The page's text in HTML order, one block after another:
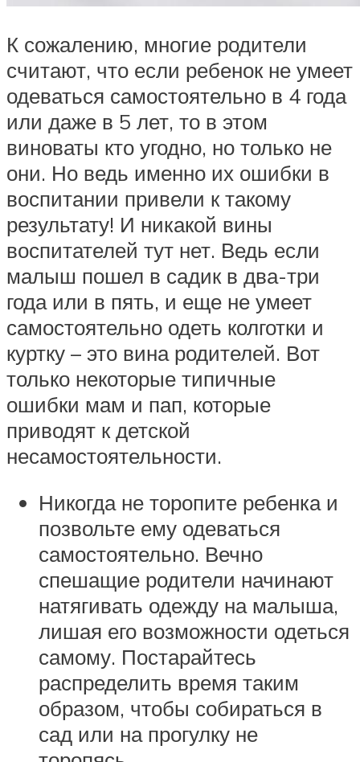
К сожалению, многие родители
считают, что если ребенок не умеет
одеваться самостоятельно в 4 года
или даже в 5 лет, то в этом
виноваты кто угодно, но только не
они. Но ведь именно их ошибки в
воспитании привели к такому
результату! И никакой вины
воспитателей тут нет. Ведь если
малыш пошел в садик в два-три
года или в пять, и еще не умеет
самостоятельно одеть колготки и
куртку – это вина родителей. Вот
только некоторые типичные
ошибки мам и пап, которые
приводят к детской
несамостоятельности.
Никогда не торопите ребенка и
позвольте ему одеваться
самостоятельно. Вечно
спешащие родители начинают
натягивать одежду на малыша,
лишая его возможности одеться
самому. Постарайтесь
распределить время таким
образом, чтобы собираться в
сад или на прогулку не